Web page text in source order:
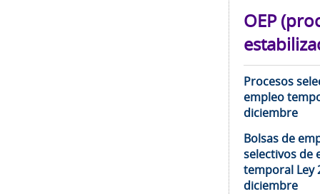
OEP
Procesos
empleo
diciembre
Bolsas de
selectivos de
temporal Ley
diciembre